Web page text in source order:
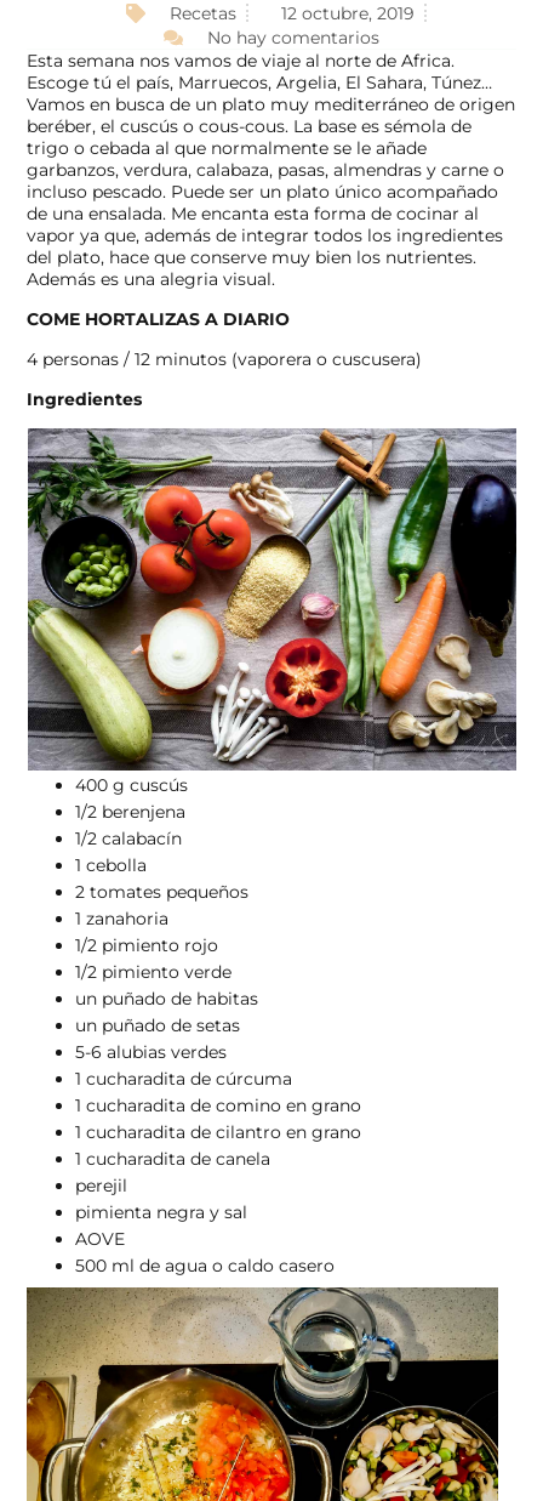
Recetas
12 octubre, 2019
No hay comentarios
Esta semana nos vamos de viaje al norte de Africa.
Escoge tú el país, Marruecos, Argelia, El Sahara, Túnez…
Vamos en busca de un plato muy mediterráneo de origen
beréber, el cuscús o cous-cous. La base es sémola de
trigo o cebada al que normalmente se le añade
garbanzos, verdura, calabaza, pasas, almendras y carne o
incluso pescado. Puede ser un plato único acompañado
de una ensalada. Me encanta esta forma de cocinar al
vapor ya que, además de integrar todos los ingredientes
del plato, hace que conserve muy bien los nutrientes.
Además es una alegria visual.
COME HORTALIZAS A DIARIO
4 personas / 12 minutos (vaporera o cuscusera)
Ingredientes
400 g cuscús
1/2 berenjena
1/2 calabacín
1 cebolla
2 tomates pequeños
1 zanahoria
1/2 pimiento rojo
1/2 pimiento verde
un puñado de habitas
un puñado de setas
5-6 alubias verdes
1 cucharadita de cúrcuma
1 cucharadita de comino en grano
1 cucharadita de cilantro en grano
1 cucharadita de canela
perejil
pimienta negra y sal
AOVE
500 ml de agua o caldo casero